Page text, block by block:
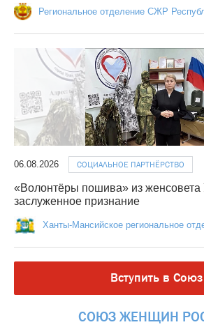
Региональное отделение СЖР
06.08.2026 СОЦИАЛЬНОЕ ПАРТНЁРСТВО
«Волонтёры пошива» из женсовета
заслуженное признание
Ханты-Мансийское региональное
Вступить в Союз
СОЮЗ ЖЕНЩИН